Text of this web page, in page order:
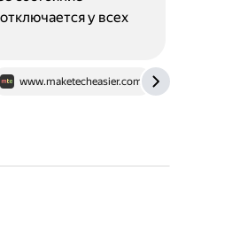
www.maketecheasier.com
у всех